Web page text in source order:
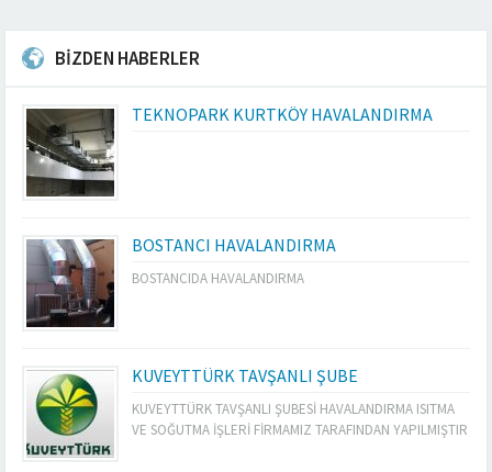
BİZDEN HABERLER
TEKNOPARK KURTKÖY HAVALANDIRMA
BOSTANCI HAVALANDIRMA
BOSTANCIDA HAVALANDIRMA
KUVEYTTÜRK TAVŞANLI ŞUBE
KUVEYTTÜRK TAVŞANLI ŞUBESİ HAVALANDIRMA ISITMA
VE SOĞUTMA İŞLERİ FİRMAMIZ TARAFINDAN YAPILMIŞTIR